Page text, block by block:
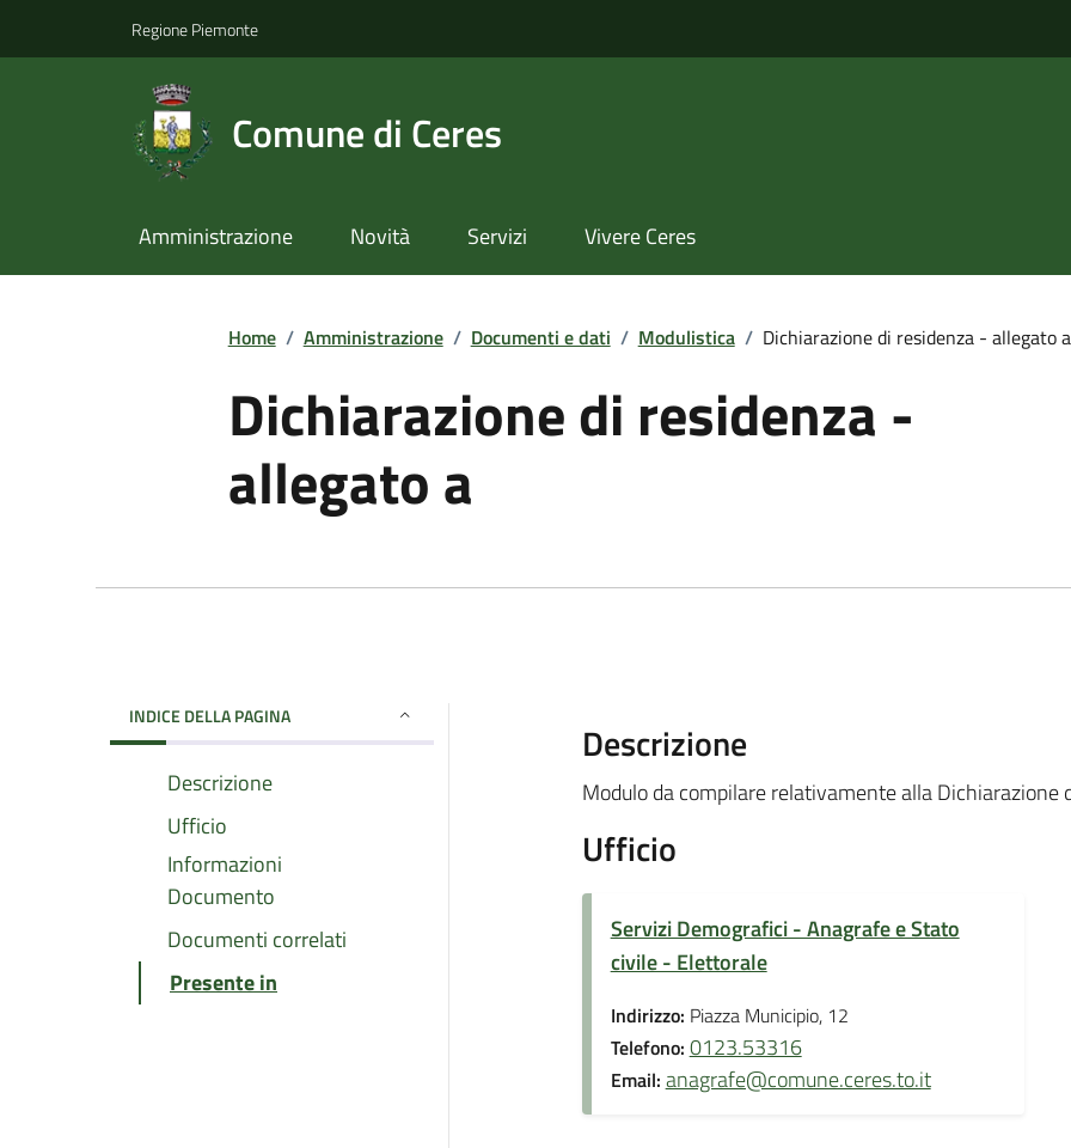
Regione Piemonte
Comune di Ceres
Amministrazione Novità Servizi Vivere Ceres
Home / Amministrazione / Documenti e dati / Modulistica / Dichiarazione di residenza - allegato a
Dichiarazione di residenza -
allegato a
INDICE DELLA PAGINA
Descrizione
Ufficio
Informazioni
Documento
Documenti correlati
Presente in
Descrizione
Modulo da compilare relativamente alla Dichiarazione
Ufficio
Servizi Demografici - Anagrafe e Stato
civile - Elettorale
Indirizzo: Piazza Municipio, 12
Telefono: 0123.53316
Email: anagrafe@comune.ceres.to.it